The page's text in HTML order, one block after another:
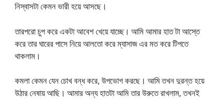
নিস্বাসটা কেমন ভারী হয়ে আসছে।
তারপরো চুপ করে একটা আবেশ খেয়ে যাচ্ছে। আমি আমার হাত টা আস্তে
করে তার ঘারের পাসে নিয়ে আলতো করে ম্যাসাজ এর মত করে টিপতে
থাকলাম।
কমলা কেমন যেন চোখ বন্ধ করে, উপভোগ করছে। আমি তখন দুরন্ত হয়ে
উঠার নেষায় আছি। আমার অন্য হাতটা আমি তার উরুতে রাখলাম, তখনই